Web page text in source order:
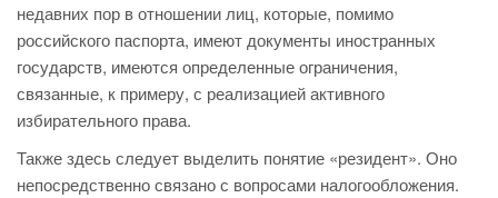
недавних пор в отношении лиц, которые, помимо
российского паспорта, имеют документы иностранных
государств, имеются определенные ограничения,
связанные, к примеру, с реализацией активного
избирательного права.
Также здесь следует выделить понятие «резидент». Оно
непосредственно связано с вопросами налогообложения.